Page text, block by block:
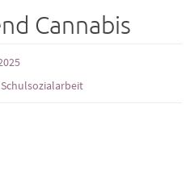
Cannabis
Schulsozialarbeit